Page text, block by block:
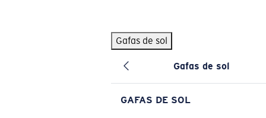
Gafas de sol
Gafas de sol
GAFAS DE SOL
BÚSQUEDAS POPULARES
Pilothouse PRO Limited Edition Pack Exclusivo
Gafas de sol personalizadas
Los más vendidos de gafas de sol